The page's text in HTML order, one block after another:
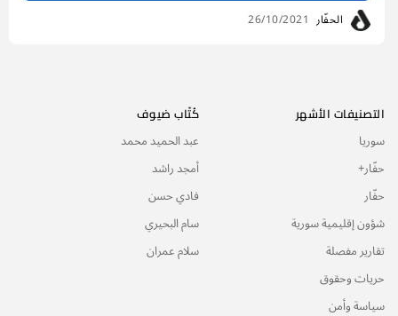
الحفّار 26/10/2021
التصنيفات الأشهر
سوريا
حفّار+
حفّار
شؤون إقليمية سورية
تقارير مفصلة
حريات وحقوق
سياسة وأمن
كُتّاب ضيوف
عبد الحميد محمد
أمجد راشد
فادي حسن
سام البحيري
سلام عمران